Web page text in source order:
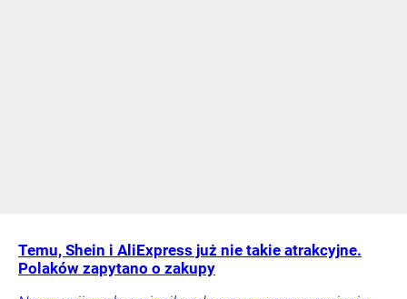
Temu, Shein i AliExpress już nie takie atrakcyjne.
Polaków zapytano o zakupy